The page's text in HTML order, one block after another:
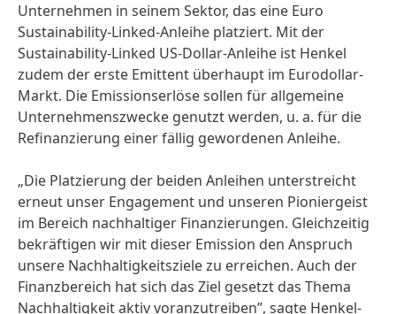
Unternehmen in seinem Sektor, das eine Euro
Sustainability-Linked-Anleihe platziert. Mit der
Sustainability-Linked US-Dollar-Anleihe ist Henkel
zudem der erste Emittent überhaupt im Eurodollar-
Markt. Die Emissionserlöse sollen für allgemeine
Unternehmenszwecke genutzt werden, u. a. für die
Refinanzierung einer fällig gewordenen Anleihe.
„Die Platzierung der beiden Anleihen unterstreicht
erneut unser Engagement und unseren Pioniergeist
im Bereich nachhaltiger Finanzierungen. Gleichzeitig
bekräftigen wir mit dieser Emission den Anspruch
unsere Nachhaltigkeitsziele zu erreichen. Auch der
Finanzbereich hat sich das Ziel gesetzt das Thema
Nachhaltigkeit aktiv voranzutreiben”, sagte Henkel-